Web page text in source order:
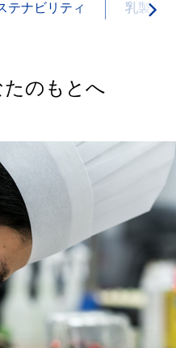
テナビリティ 乳製品
のもとへ